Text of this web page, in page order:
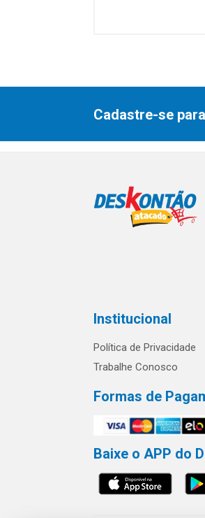
Cadastre-se
Institucional
Política de Privacidade
Trabalhe Conosco
Formas de
Baixe o APP do